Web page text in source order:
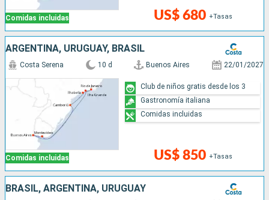
Comidas incluidas US$ 680 +Tasas
ARGENTINA, URUGUAY, BRASIL
Comidas incluidas
Costa Serena 10 d Buenos Aires 22/01/2027
US$ 850 +Tasas
Club de niños gratis desde los 3
Gastronomía italiana
Comidas incluidas
BRASIL, ARGENTINA, URUGUAY